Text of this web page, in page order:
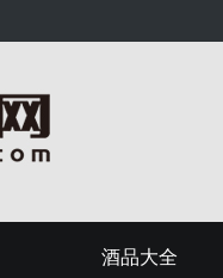
酒品大全